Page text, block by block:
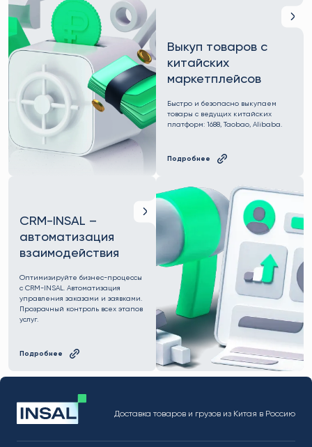
Выкуп товаров с
китайских
маркетплейсов
Быстро и безопасно выкупаем
товары с ведущих китайских
платформ: 1688, Taobao, Alibaba.
Подробнее
CRM-INSAL –
автоматизация
взаимодействия
Оптимизируйте бизнес-процессы
с CRM-INSAL. Автоматизация
управления заказами и заявками.
Прозрачный контроль всех этапов
услуг.
Подробнее
Доставка товаров и грузов из Китая в Россию